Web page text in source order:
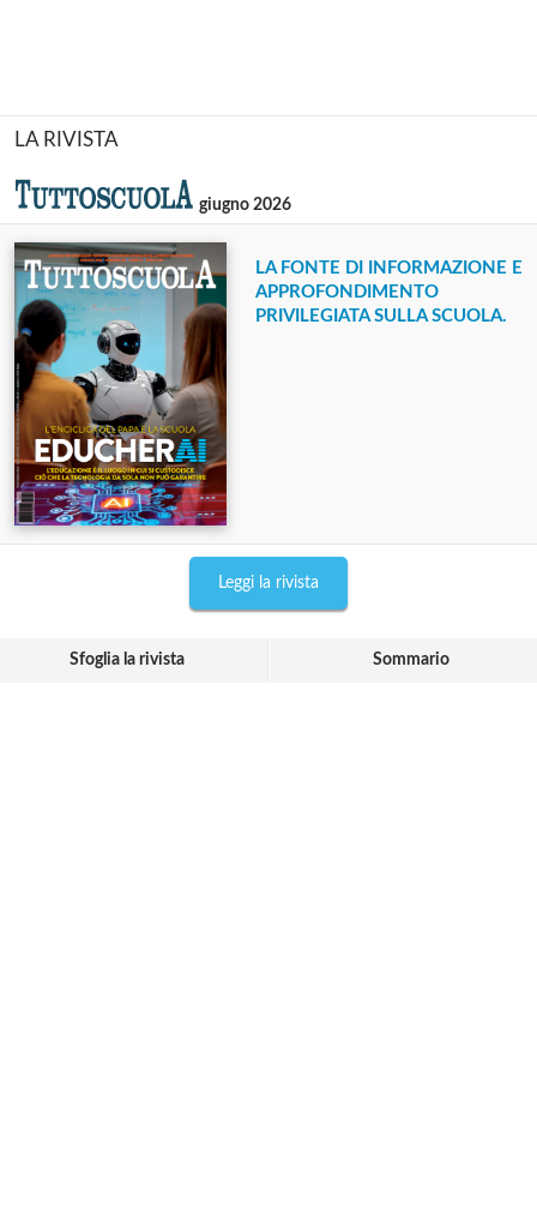
LA RIVISTA
giugno 2026
LA FONTE DI INFORMAZIONE E
APPROFONDIMENTO
PRIVILEGIATA SULLA SCUOLA.
Leggi la rivista
Sfoglia la rivista Sommario